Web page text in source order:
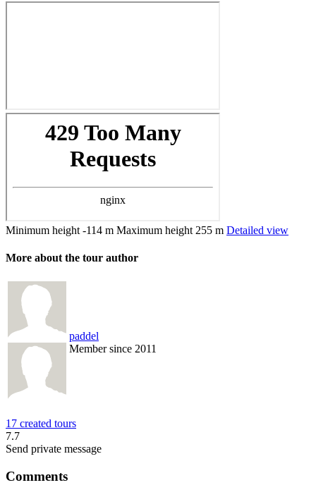
Minimum height -114 m Maximum height 255 m Detailed view
More about the tour author
paddel
Member since 2011
17 created tours
7.7
Send private message
Comments